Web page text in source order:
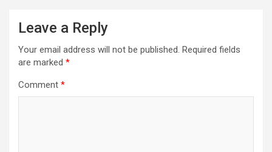
Leave a Reply
Your email address will not be published. Required fields
are marked *
Comment *